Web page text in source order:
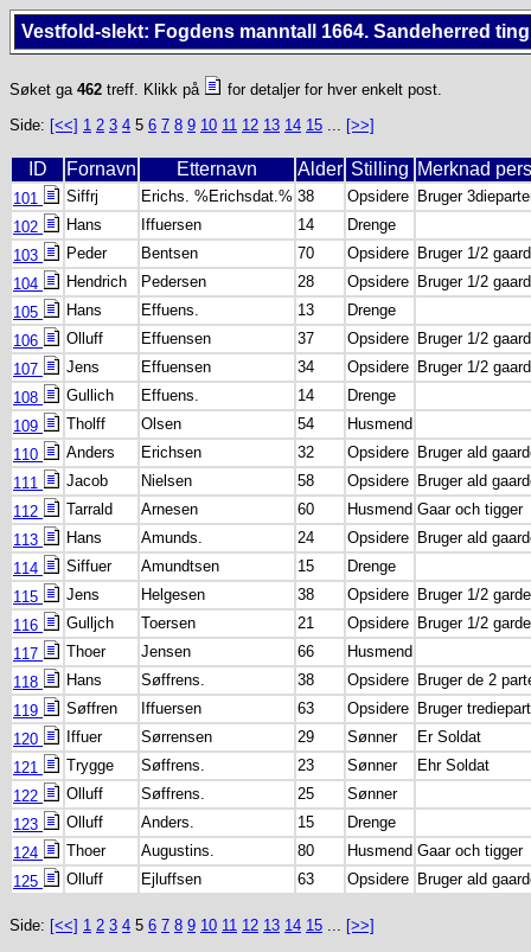
Vestfold-slekt: Fogdens manntall 1664. Sandeherred
Søket ga 462 treff. Klikk på
for detaljer for hver enkelt post.
Side: [<<] 1 2 3 4 5 6 7 8 9 10 11 12 13 14 15 ... [>>]
ID Fornavn Etternavn Alder Stilling Merknad
101 Siffrj Erichs. %Erichsdat.% 38 Opsidere Bruger
102
Hans Iffuersen 14
Drenge
103
Peder Bentsen 70 Opsidere Bruger 1/2
104
Hendrich Pedersen 28 Opsidere Bruger 1/2
105
Hans Effuens. 13
Drenge
106
Olluff Effuensen 37 Opsidere Bruger 1/2
107
Jens Effuensen 34 Opsidere Bruger 1/2
108
Gullich Effuens. 14
Drenge
109
Tholff Olsen 54
Husmend
110
Anders Erichsen 32 Opsidere Bruger ald
111
Jacob Nielsen 58 Opsidere Bruger ald
112
Tarrald Arnesen 60 Husmend Gaar och tigger
113
Hans Amunds. 24 Opsidere Bruger ald
114
Siffuer Amundtsen 15
Drenge
115
Jens Helgesen 38 Opsidere Bruger 1/2
116
Gulljch Toersen 21 Opsidere Bruger 1/2
117
Thoer Jensen 66
Husmend
118
Hans Søffrens. 38 Opsidere Bruger de 2
119
Søffren Iffuersen 63 Opsidere Bruger
120
Iffuer Sørrensen 29 Sønner
Er Soldat
121
Trygge Søffrens. 23 Sønner
Ehr Soldat
122
Olluff Søffrens. 25
Sønner
123
Olluff Anders. 15
Drenge
124
Thoer Augustins. 80 Husmend Gaar och tigger
125
Olluff Ejluffsen 63 Opsidere Bruger ald
Side: [<<] 1 2 3 4 5 6 7 8 9 10 11 12 13 14 15 ... [>>]